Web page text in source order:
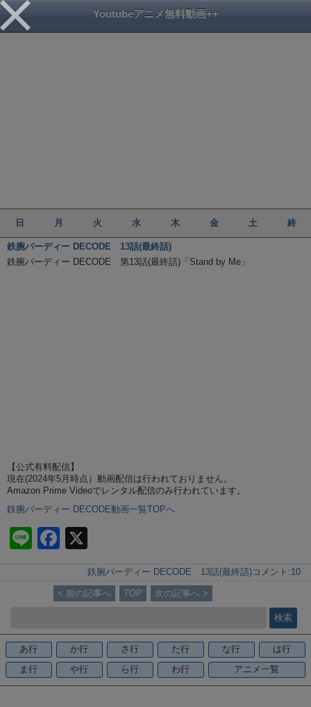
Youtubeアニメ無料動画++
日 月 火 水 木 金 土 終
鉄腕バーディー DECODE 13話(最終話)
鉄腕バーディー DECODE 第13話(最終話)「Stand by Me」
【公式有料配信】
現在(2024年5月時点）動画配信は行われておりません。
Amazon Prime Videoでレンタル配信のみ行われています。
鉄腕バーディー DECODE動画一覧TOPへ
Li
n
e
F
a
c
e
o
o
k
鉄腕バーディー DECODE 13話(最終話)コメント:10
< 前の記事へ TOP 次の記事へ >
あ行 か行 さ行 た行 な行
は行
ま行
や行 ら行 わ行 アニメ一覧